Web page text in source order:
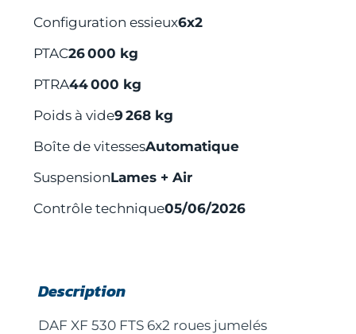
Configuration essieux6x2
PTAC26 000 kg
PTRA44 000 kg
Poids à vide9 268 kg
Boîte de vitessesAutomatique
SuspensionLames + Air
Contrôle technique05/06/2026
Description
DAF XF 530 FTS 6x2 roues jumelés